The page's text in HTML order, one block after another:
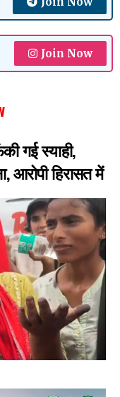
Join Now
गई स्याही,
आरोपी हिरासत में